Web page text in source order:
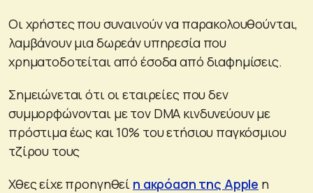
Οι χρήστες που συναινούν να παρακολουθούνται,
λαμβάνουν μια δωρεάν υπηρεσία που
χρηματοδοτείται από έσοδα από διαφημίσεις.
Σημειώνεται ότι οι εταιρείες που δεν
συμμορφώνονται με τον DMA κινδυνεύουν με
πρόστιμα έως και 10% του ετήσιου παγκόσμιου
τζίρου τους
Χθες είχε προηγηθεί η ακρόαση της Apple η